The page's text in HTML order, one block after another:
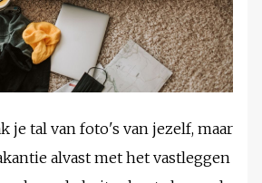
je tal van foto's van jezelf, maar
alvast met het vastleggen